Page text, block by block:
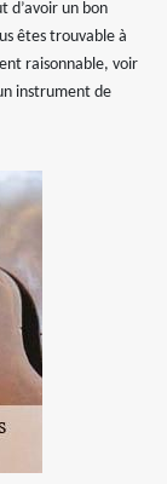
d’avoir un bon
êtes trouvable à
raisonnable, voir
instrument de